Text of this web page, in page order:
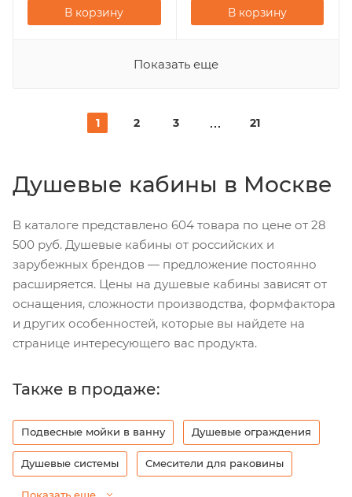
В корзину В корзину
Показать еще
1 2 3 21
Душевые кабины в Москве
В каталоге представлено 604 товара по цене от 28
500 руб. Душевые кабины от российских и
зарубежных брендов — предложение постоянно
расширяется. Цены на душевые кабины зависят от
оснащения, сложности производства, формфактора
и других особенностей, которые вы найдете на
странице интересующего вас продукта.
Также в продаже:
Подвесные мойки в ванну Душевые ограждения
Душевые системы Смесители для раковины
Показать еще